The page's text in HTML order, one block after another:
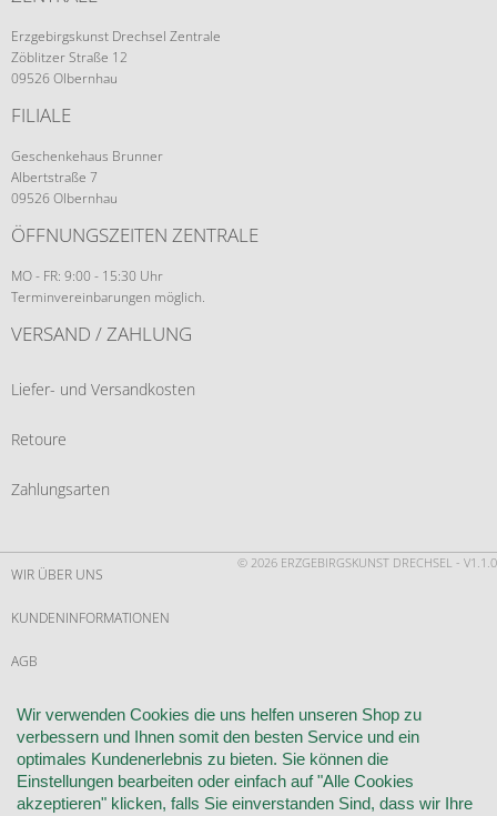
Erzgebirgskunst Drechsel Zentrale
Zöblitzer Straße 12
09526 Olbernhau
FILIALE
Geschenkehaus Brunner
Albertstraße 7
09526 Olbernhau
ÖFFNUNGSZEITEN ZENTRALE
MO - FR: 9:00 - 15:30 Uhr
Terminvereinbarungen möglich.
VERSAND / ZAHLUNG
Liefer- und Versandkosten
Retoure
Zahlungsarten
© 2026 ERZGEBIRGSKUNST DRECHSEL - V1.1.0
WIR ÜBER UNS
KUNDENINFORMATIONEN
AGB
WIDERRUF
VERTRAG WIDERRUFEN
KONTAKT
Wir verwenden Cookies die uns helfen unseren Shop zu
verbessern und Ihnen somit den besten Service und ein
optimales Kundenerlebnis zu bieten. Sie können die
Einstellungen bearbeiten oder einfach auf "Alle Cookies
akzeptieren" klicken, falls Sie einverstanden Sind, dass wir Ihre